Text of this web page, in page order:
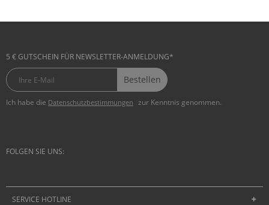
5 € GUTSCHEIN FÜR NEWSLETTER-ANMELDUNG*
Bestellen
Ich habe die Datenschutzbestimmungen zur Kenntnis genommen.
FOLGEN SIE UNS:
SERVICE HOTLINE